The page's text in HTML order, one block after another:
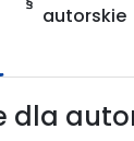
autorskie
dla